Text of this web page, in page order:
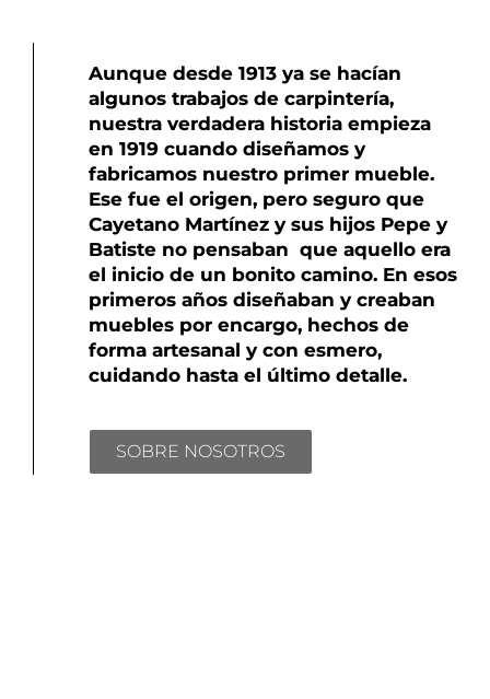
Aunque desde 1913 ya se hacían
algunos trabajos de carpintería,
nuestra verdadera historia empieza
en 1919 cuando diseñamos y
fabricamos nuestro primer mueble.
Ese fue el origen, pero seguro que
Cayetano Martínez y sus hijos Pepe y
Batiste no pensaban que aquello era
el inicio de un bonito camino. En esos
primeros años diseñaban y creaban
muebles por encargo, hechos de
forma artesanal y con esmero,
cuidando hasta el último detalle.
SOBRE NOSOTROS